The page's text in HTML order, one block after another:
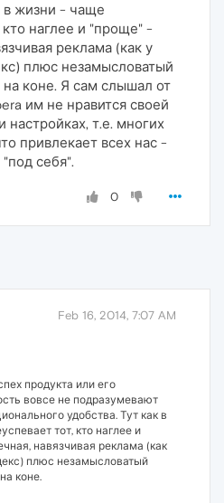
в жизни - чаще
кто наглее и "проще" -
реклама (как у
плюс незамысловатый
коне. Я сам слышал от
им не нравится своей
т.е. многих
привлекает всех нас -
себя".
0
Feb 16, 2014, 7:07 AM
продукта или его
вовсе не подразумевают
удобства. Тут как в
тот, кто наглее и
навязчивая реклама (как
плюс незамысловатый
коне.